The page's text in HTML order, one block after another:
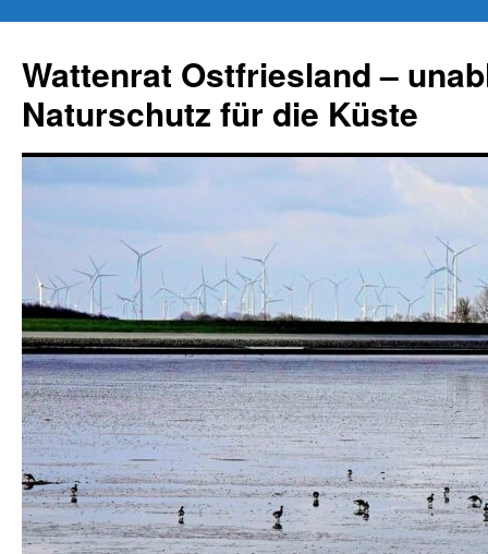
springen
Wattenrat Ostfriesland –
Naturschutz für die Küste